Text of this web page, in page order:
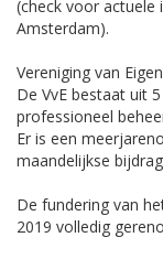
(check voor actuele
Amsterdam).
Vereniging van
De VvE bestaat uit
professioneel
Er is een
maandelijkse
De fundering van
2019 volledig